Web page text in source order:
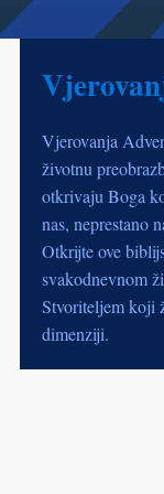
Vjerovanja
životnu
otkrivaju Boga
nas, neprestano
Otkrijte ove
svakodnevnom
Stvoriteljem koji
dimenziji.